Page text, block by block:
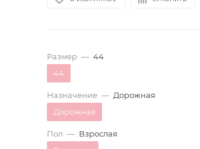
Размер — 44
44
Назначение — Дорожная
Дорожная
Пол — Взрослая